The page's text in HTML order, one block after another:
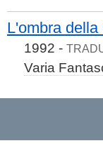
L'ombra della
1992 -
Varia